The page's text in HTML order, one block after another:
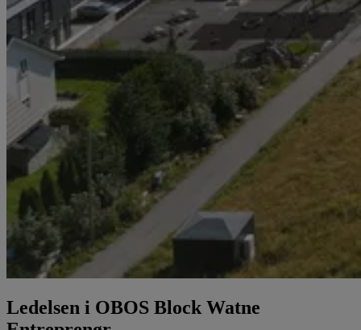
Ledelsen i OBOS Block Watne